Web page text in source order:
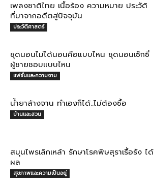
เพลงชาติไทย เนื้อร้อง ความหมาย ประวัติ
ที่มาจากอดีตสู่ปัจจุบัน
ประวัติศาสตร์
ชุดนอนไม่ได้นอนคือแบบไหน ชุดนอนเซ็กซี่
ผู้ชายชอบแบบไหน
แฟชั่นและความงาม
น้ำยาล้างจาน ทำเองก็ได้..ไม่ต้องซื้อ
บ้านและสวน
สมุนไพรเลิกเหล้า รักษาโรคพิษสุราเรื้อรัง ได้
ผล
สุขภาพและความเป็นอยู่